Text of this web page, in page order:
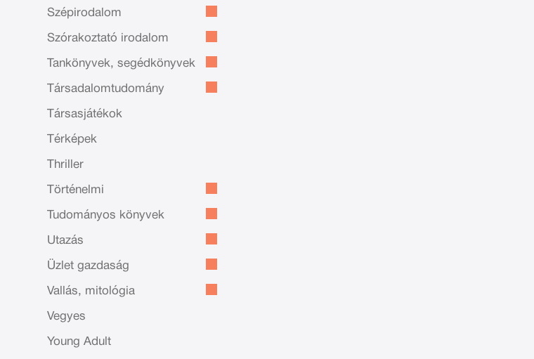
Szépirodalom
Szórakoztató irodalom
Tankönyvek, segédkönyvek
Társadalomtudomány
Társasjátékok
Térképek
Thriller
Történelmi
Tudományos könyvek
Utazás
Üzlet gazdaság
Vallás, mitológia
Vegyes
Young Adult